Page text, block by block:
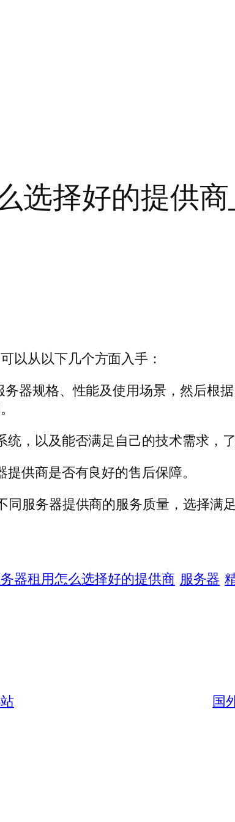
选择好的提供
以从以下几个方面入手：
器规格、性能及使用场景，然后根
，以及能否满足自己的技术需求，
供商是否有良好的售后保障。
服务器提供商的服务质量，选择满
器租用怎么选择好的提供商 服务器
国